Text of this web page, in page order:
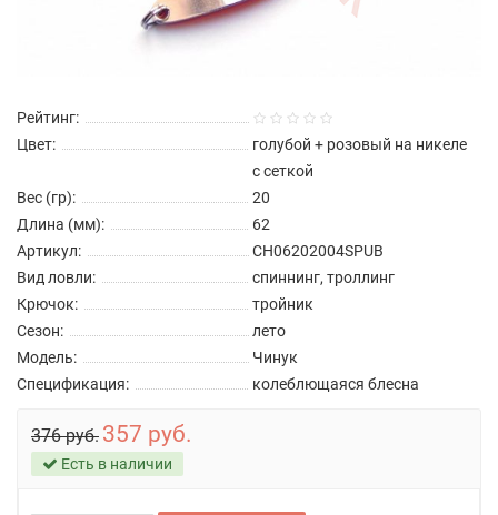
Рейтинг:
Цвет:
голубой + розовый на никеле
с сеткой
Вес (гр):
20
Длина (мм):
62
Артикул:
CH06202004SPUB
Вид ловли:
спиннинг, троллинг
Крючок:
тройник
Сезон:
лето
Модель:
Чинук
Спецификация:
колеблющаяся блесна
376 руб. 357 руб.
Есть в наличии